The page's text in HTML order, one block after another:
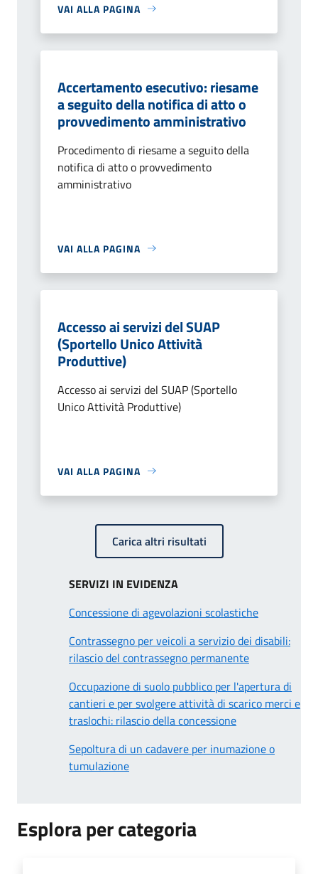
VAI ALLA PAGINA
Accertamento esecutivo: riesame
a seguito della notifica di atto o
provvedimento amministrativo
Procedimento di riesame a seguito della
notifica di atto o provvedimento
amministrativo
VAI ALLA PAGINA
Accesso ai servizi del SUAP
(Sportello Unico Attività
Produttive)
Accesso ai servizi del SUAP (Sportello
Unico Attività Produttive)
VAI ALLA PAGINA
Carica altri risultati
SERVIZI IN EVIDENZA
Concessione di agevolazioni scolastiche
Contrassegno per veicoli a servizio dei disabili:
rilascio del contrassegno permanente
Occupazione di suolo pubblico per l'apertura di
cantieri e per svolgere attività di scarico merci e
traslochi: rilascio della concessione
Sepoltura di un cadavere per inumazione o
tumulazione
Esplora per categoria